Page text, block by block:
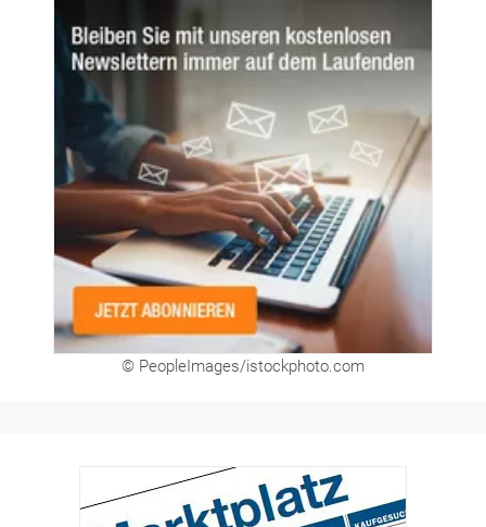
© PeopleImages/istockphoto.com